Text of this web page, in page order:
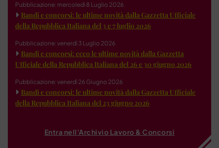
Pubblicazione: mercoledì 8 Luglio 2026
Bandi e concorsi: le ultime novità dalla Gazzetta Ufficiale
della Repubblica Italiana del 3 e 7 luglio 2026
Pubblicazione: venerdì 3 Luglio 2026
Bandi e concorsi: ecco le ultime novità dalla Gazzetta
Ufficiale della Repubblica Italiana del 26 e 30 giugno 2026
Pubblicazione: venerdì 26 Giugno 2026
Bandi e concorsi: le ultime novità dalla Gazzetta Ufficiale
della Repubblica Italiana del 23 giugno 2026
Entra nell'Archivio Lavoro & Concorsi